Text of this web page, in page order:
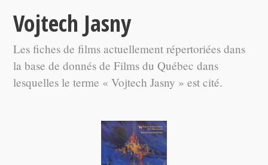
Vojtech Jasny
Les fiches de films actuellement répertoriées dans
la base de donnés de Films du Québec dans
lesquelles le terme « Vojtech Jasny » est cité.